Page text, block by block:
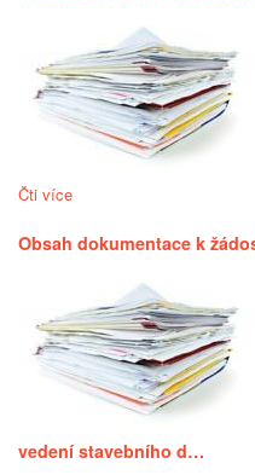
Čti více
Obsah dokumentace k
vedení stavebního d…